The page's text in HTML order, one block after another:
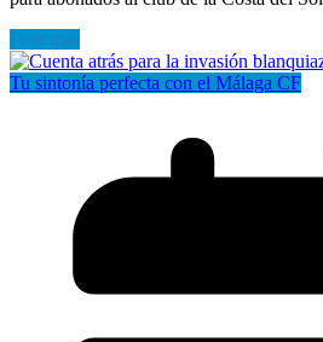
Leer más
Tu sintonía perfecta con el Málaga CF